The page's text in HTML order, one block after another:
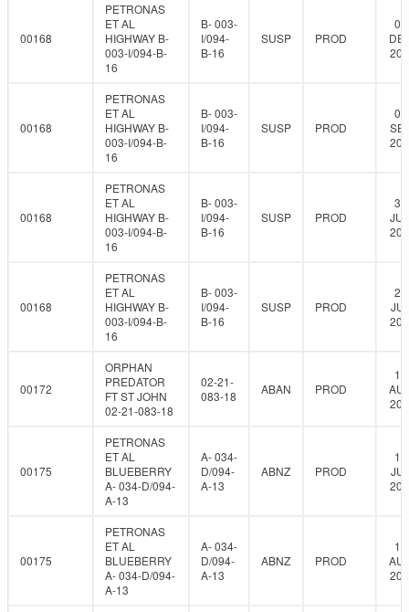
00168
PETRONAS
ET AL
HIGHWAY B-
003-I/094-B-
16
B- 003-
I/094-
B-16
SUSP PROD
00168
PETRONAS
ET AL
HIGHWAY B-
003-I/094-B-
16
B- 003-
I/094-
B-16
SUSP PROD
00168
PETRONAS
ET AL
HIGHWAY B-
003-I/094-B-
16
B- 003-
I/094-
B-16
SUSP PROD
00168
PETRONAS
ET AL
HIGHWAY B-
003-I/094-B-
16
B- 003-
I/094-
B-16
SUSP PROD
00172
ORPHAN
PREDATOR
FT ST JOHN
02-21-083-18
02-21-
083-18
ABAN PROD
00175
PETRONAS
ET AL
BLUEBERRY
A- 034-D/094-
A-13
A- 034-
D/094-
A-13
ABNZ PROD
00175
PETRONAS
ET AL
BLUEBERRY
A- 034-D/094-
A-13
A- 034-
D/094-
A-13
ABNZ PROD